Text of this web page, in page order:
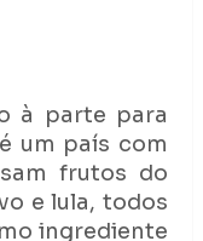
à parte para
um país com
frutos do
e lula, todos
ingrediente